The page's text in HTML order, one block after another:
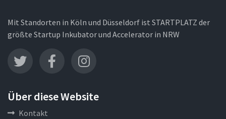
Mit Standorten in Köln und Düsseldorf ist STARTPLATZ der
größte Startup Inkubator und Accelerator in NRW
Über diese Website
Kontakt